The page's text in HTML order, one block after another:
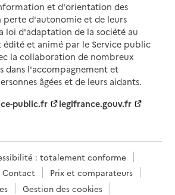
et d'orientation des
perte d'autonomie et de leurs
loi d'adaptation de la société au
édité et animé par le Service public
la collaboration de nombreux
dans l'accompagnement et
âgées et de leurs aidants.
public.fr
legifrance.gouv.fr
: totalement conforme
Contact
Prix et comparateurs
Gestion des cookies